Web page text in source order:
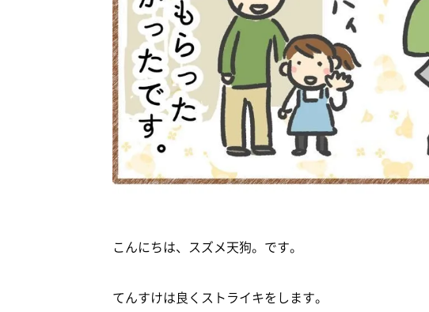
こんにちは、スズメ天狗。です。
てんすけは良くストライキをします。